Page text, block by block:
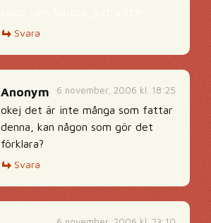
Svara
6 november, 2006 kl. 18:25
Anonym
okej det är inte många som fattar
denna, kan någon som gör det
förklara?
Svara